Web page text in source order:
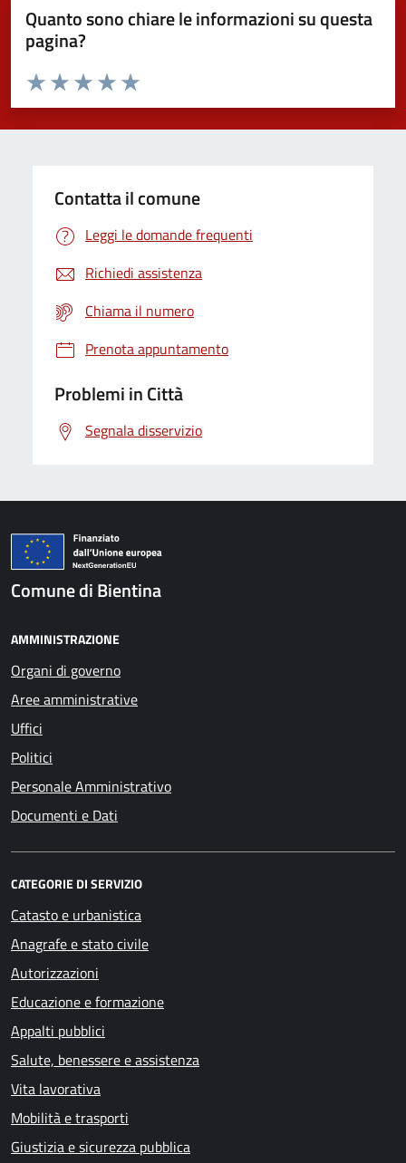
Quanto sono chiare le informazioni su questa
pagina?
Domanda
Valuta da 1 a 5 stelle la pagina
Valuta 5 stelle su 5
Valuta 4 stelle su 5
Valuta 3 stelle su 5
Valuta 2 stelle su 5
Valuta 1 stelle su 5
Contatta il comune
Leggi le domande frequenti
Richiedi assistenza
Chiama il numero
Prenota appuntamento
Problemi in Città
Segnala disservizio
Comune di Bientina
AMMINISTRAZIONE
Organi di governo
Aree amministrative
Uffici
Politici
Personale Amministrativo
Documenti e Dati
CATEGORIE DI SERVIZIO
Catasto e urbanistica
Anagrafe e stato civile
Autorizzazioni
Educazione e formazione
Appalti pubblici
Salute, benessere e assistenza
Vita lavorativa
Mobilità e trasporti
Giustizia e sicurezza pubblica